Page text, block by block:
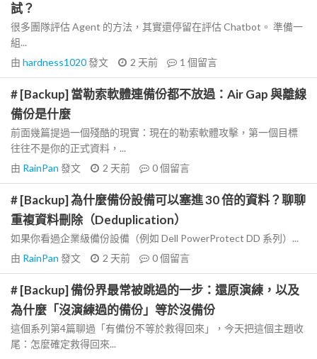
試？
很多團隊評估 Agent 的方法，其實還停留在評估 Chatbot。 準備一
組...
由 hardness1020發文 2 天前 1 個留言
# [Backup] 當勒索軟體連備份都不放過：Air Gap 與離線
備份是什麼
前面幾篇提過一個殘酷的現實：現在的勒索軟體攻擊，第一個目標
往往不是你的正式資料，...
由 RainPan 發文 2 天前 0個留言
# [Backup] 為什麼備份設備可以塞進 30 倍的資料？聊聊
重複資料刪除（Deduplication）
如果你看過企業級備份設備（例如 Dell PowerProtect DD 系列）...
由 RainPan 發文 2 天前 0個留言
# [Backup] 備份界最常被跳過的一步：還原演練，以及
為什麼「沒演練過的備份」等於沒備份
這個系列第4篇聊過「有備份不等於救得回來」，今天把這個主題收
尾：怎麼確定救得回來...